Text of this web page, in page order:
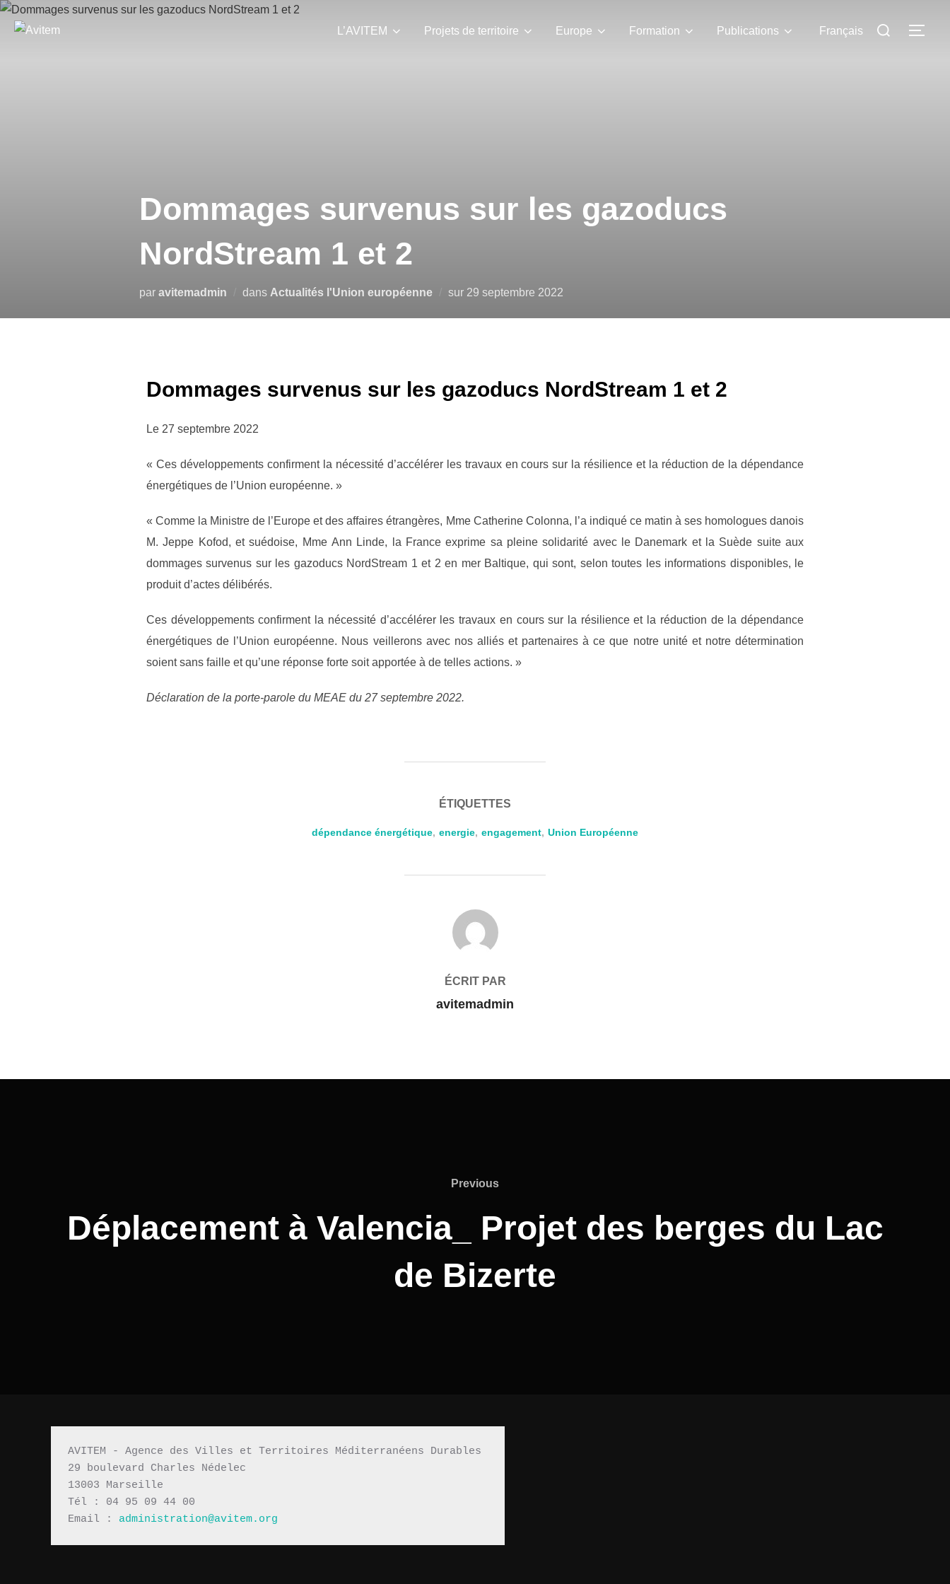
L’AVITEM Projets de territoire Europe Formation Publications Français
Dommages survenus sur les gazoducs
NordStream 1 et 2
par avitemadmin dans Actualités l'Union européenne sur 29 septembre 2022
Dommages survenus sur les gazoducs NordStream 1 et 2
Le 27 septembre 2022
« Ces développements confirment la nécessité d’accélérer les travaux en cours sur la résilience et la réduction de la dépendance
énergétiques de l’Union européenne. »
« Comme la Ministre de l’Europe et des affaires étrangères, Mme Catherine Colonna, l’a indiqué ce matin à ses homologues danois
M. Jeppe Kofod, et suédoise, Mme Ann Linde, la France exprime sa pleine solidarité avec le Danemark et la Suède suite aux
dommages survenus sur les gazoducs NordStream 1 et 2 en mer Baltique, qui sont, selon toutes les informations disponibles, le
produit d’actes délibérés.
Ces développements confirment la nécessité d’accélérer les travaux en cours sur la résilience et la réduction de la dépendance
énergétiques de l’Union européenne. Nous veillerons avec nos alliés et partenaires à ce que notre unité et notre détermination
soient sans faille et qu’une réponse forte soit apportée à de telles actions. »
Déclaration de la porte-parole du MEAE du 27 septembre 2022.
ÉTIQUETTES
dépendance énergétique, energie, engagement, Union Européenne
AUTEUR DE LA PUBLICATION
ÉCRIT PAR
avitemadmin
Previous
Déplacement à Valencia_ Projet des berges du Lac
de Bizerte
AVITEM - Agence des Villes et Territoires Méditerranéens Durables
29 boulevard Charles Nédelec
13003 Marseille
Tél : 04 95 09 44 00
Email : administration@avitem.org